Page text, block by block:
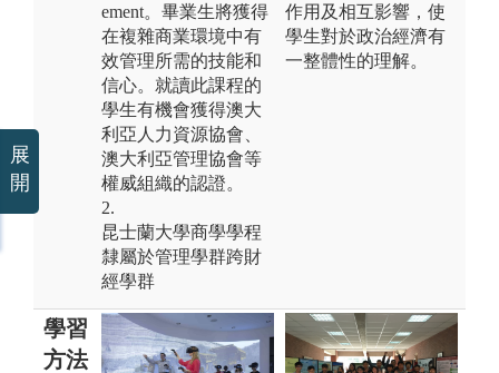
ement。畢業生將獲得
在複雜商業環境中有
效管理所需的技能和
信心。就讀此課程的
學生有機會獲得澳大
利亞人力資源協會、
澳大利亞管理協會等
權威組織的認證。
2.
昆士蘭大學商學學程
隸屬於管理學群跨財
經學群
作用及相互影響，使
學生對於政治經濟有
一整體性的理解。
學習
方法
展
開